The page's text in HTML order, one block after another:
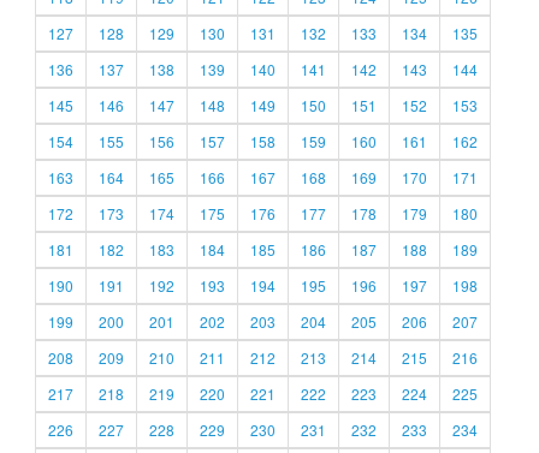
127
128 129 130 131 132 133 134
135
136
137 138 139 140 141 142 143
144
145
146 147 148 149 150 151 152
153
154
155 156 157 158 159 160 161
162
163
164 165 166 167 168 169 170
171
172
173 174 175 176 177 178 179
180
181
182 183 184 185 186 187 188
189
190
191 192 193 194 195 196 197
198
199
200 201 202 203 204 205 206
207
208
209 210 211 212 213 214 215
216
217
218 219 220 221 222 223 224
225
226
227 228 229 230 231 232 233
234